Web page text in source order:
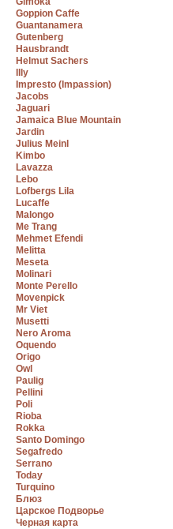
Goppion Caffe
Guantanamera
Gutenberg
Hausbrandt
Helmut Sachers
Illy
Impresto (Impassion)
Jacobs
Jaguari
Jamaica Blue Mountain
Jardin
Julius Meinl
Kimbo
Lavazza
Lebo
Lofbergs Lila
Lucaffe
Malongo
Me Trang
Mehmet Efendi
Melitta
Meseta
Molinari
Monte Perello
Movenpick
Mr Viet
Musetti
Nero Aroma
Oquendo
Origo
Owl
Paulig
Pellini
Poli
Rioba
Rokka
Santo Domingo
Segafredo
Serrano
Today
Turquino
Блюз
Царское Подворье
Черная карта